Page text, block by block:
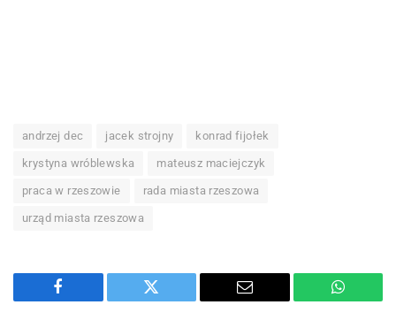
andrzej dec jacek strojny konrad fijołek
krystyna wróblewska mateusz maciejczyk
praca w rzeszowie rada miasta rzeszowa
urząd miasta rzeszowa
Facebook Twitter Email